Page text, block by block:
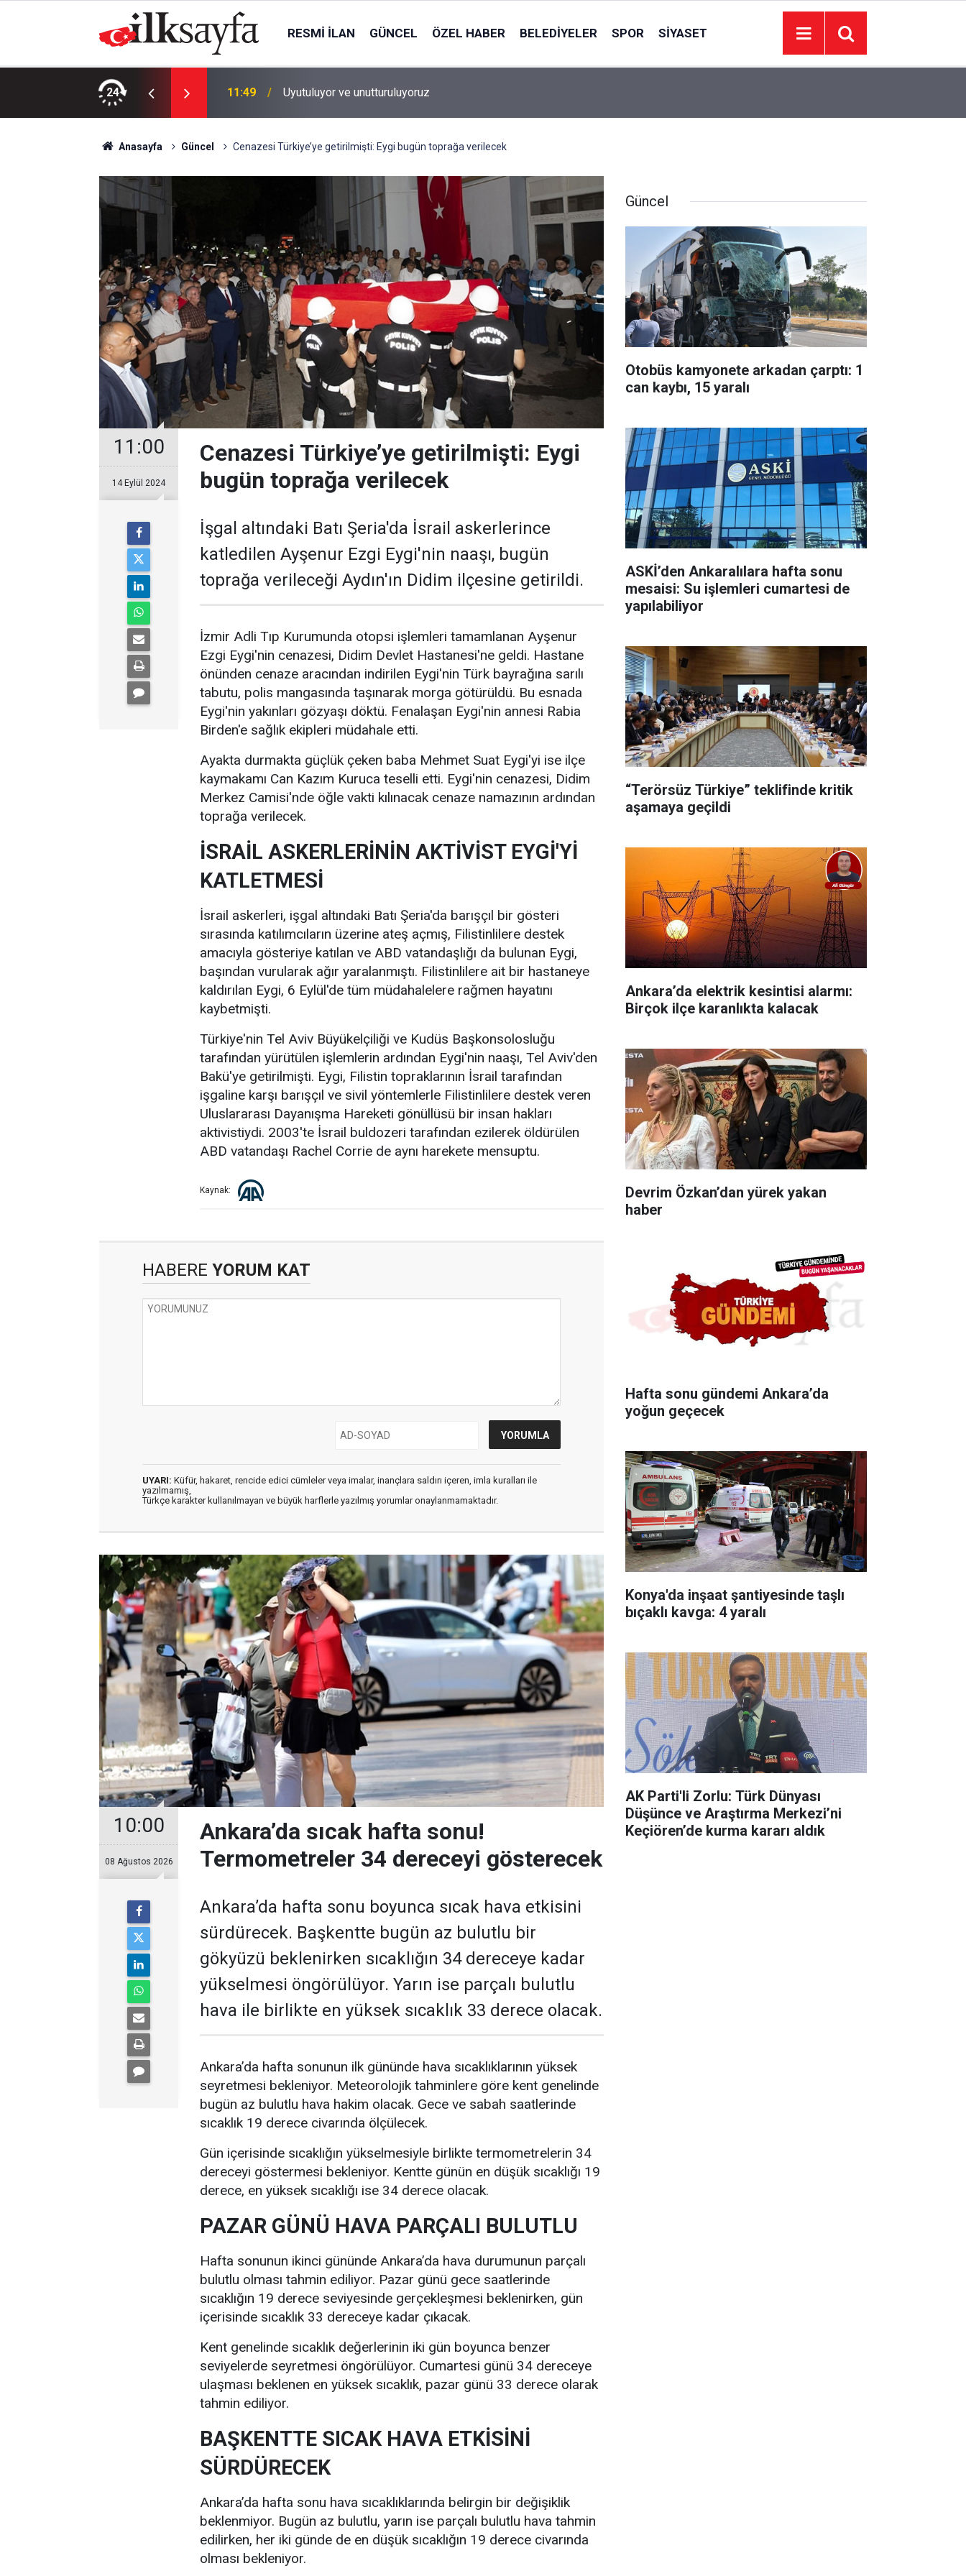
RESMI İLAN GÜNCEL ÖZEL HABER BELEDIYELER SPOR SIYASET
24
1 can kaybı, 15 yaralı 11:49 Uyutuluyor ve unutturuluyoruz
Anasayfa Güncel Cenazesi Türkiye’ye getirilmişti: Eygi bugün toprağa verilecek
11:00
14 Eylül 2024
Cenazesi Türkiye’ye getirilmişti: Eygi
bugün toprağa verilecek
İşgal altındaki Batı Şeria'da İsrail askerlerince
katledilen Ayşenur Ezgi Eygi'nin naaşı, bugün
toprağa verileceği Aydın'ın Didim ilçesine getirildi.
İzmir Adli Tıp Kurumunda otopsi işlemleri tamamlanan Ayşenur
Ezgi Eygi'nin cenazesi, Didim Devlet Hastanesi'ne geldi. Hastane
önünden cenaze aracından indirilen Eygi'nin Türk bayrağına sarılı
tabutu, polis mangasında taşınarak morga götürüldü. Bu esnada
Eygi'nin yakınları gözyaşı döktü. Fenalaşan Eygi'nin annesi Rabia
Birden'e sağlık ekipleri müdahale etti.
Ayakta durmakta güçlük çeken baba Mehmet Suat Eygi'yi ise ilçe
kaymakamı Can Kazım Kuruca teselli etti. Eygi'nin cenazesi, Didim
Merkez Camisi'nde öğle vakti kılınacak cenaze namazının ardından
toprağa verilecek.
İSRAİL ASKERLERİNİN AKTİVİST EYGİ'Yİ
KATLETMESİ
İsrail askerleri, işgal altındaki Batı Şeria'da barışçıl bir gösteri
sırasında katılımcıların üzerine ateş açmış, Filistinlilere destek
amacıyla gösteriye katılan ve ABD vatandaşlığı da bulunan Eygi,
başından vurularak ağır yaralanmıştı. Filistinlilere ait bir hastaneye
kaldırılan Eygi, 6 Eylül'de tüm müdahalelere rağmen hayatını
kaybetmişti.
Türkiye'nin Tel Aviv Büyükelçiliği ve Kudüs Başkonsolosluğu
tarafından yürütülen işlemlerin ardından Eygi'nin naaşı, Tel Aviv'den
Bakü'ye getirilmişti. Eygi, Filistin topraklarının İsrail tarafından
işgaline karşı barışçıl ve sivil yöntemlerle Filistinlilere destek veren
Uluslararası Dayanışma Hareketi gönüllüsü bir insan hakları
aktivistiydi. 2003'te İsrail buldozeri tarafından ezilerek öldürülen
ABD vatandaşı Rachel Corrie de aynı harekete mensuptu.
Kaynak:
HABERE YORUM KAT
UYARI: Küfür, hakaret, rencide edici cümleler veya imalar, inançlara saldırı içeren, imla kuralları ile
yazılmamış,
Türkçe karakter kullanılmayan ve büyük harflerle yazılmış yorumlar onaylanmamaktadır.
10:00
08 Ağustos 2026
Ankara’da sıcak hafta sonu!
Termometreler 34 dereceyi gösterecek
Ankara’da hafta sonu boyunca sıcak hava etkisini
sürdürecek. Başkentte bugün az bulutlu bir
gökyüzü beklenirken sıcaklığın 34 dereceye kadar
yükselmesi öngörülüyor. Yarın ise parçalı bulutlu
hava ile birlikte en yüksek sıcaklık 33 derece olacak.
Ankara’da hafta sonunun ilk gününde hava sıcaklıklarının yüksek
seyretmesi bekleniyor. Meteorolojik tahminlere göre kent genelinde
bugün az bulutlu hava hakim olacak. Gece ve sabah saatlerinde
sıcaklık 19 derece civarında ölçülecek.
Gün içerisinde sıcaklığın yükselmesiyle birlikte termometrelerin 34
dereceyi göstermesi bekleniyor. Kentte günün en düşük sıcaklığı 19
derece, en yüksek sıcaklığı ise 34 derece olacak.
PAZAR GÜNÜ HAVA PARÇALI BULUTLU
Hafta sonunun ikinci gününde Ankara’da hava durumunun parçalı
bulutlu olması tahmin ediliyor. Pazar günü gece saatlerinde
sıcaklığın 19 derece seviyesinde gerçekleşmesi beklenirken, gün
içerisinde sıcaklık 33 dereceye kadar çıkacak.
Kent genelinde sıcaklık değerlerinin iki gün boyunca benzer
seviyelerde seyretmesi öngörülüyor. Cumartesi günü 34 dereceye
ulaşması beklenen en yüksek sıcaklık, pazar günü 33 derece olarak
tahmin ediliyor.
BAŞKENTTE SICAK HAVA ETKİSİNİ
SÜRDÜRECEK
Ankara’da hafta sonu hava sıcaklıklarında belirgin bir değişiklik
beklenmiyor. Bugün az bulutlu, yarın ise parçalı bulutlu hava tahmin
edilirken, her iki günde de en düşük sıcaklığın 19 derece civarında
olması bekleniyor.
Güncel
Otobüs kamyonete arkadan çarptı: 1
can kaybı, 15 yaralı
ASKİ’den Ankaralılara hafta sonu
mesaisi: Su işlemleri cumartesi de
yapılabiliyor
“Terörsüz Türkiye” teklifinde kritik
aşamaya geçildi
Ankara’da elektrik kesintisi alarmı:
Birçok ilçe karanlıkta kalacak
Devrim Özkan’dan yürek yakan
haber
Hafta sonu gündemi Ankara’da
yoğun geçecek
Konya'da inşaat şantiyesinde taşlı
bıçaklı kavga: 4 yaralı
AK Parti'li Zorlu: Türk Dünyası
Düşünce ve Araştırma Merkezi’ni
Keçiören’de kurma kararı aldık